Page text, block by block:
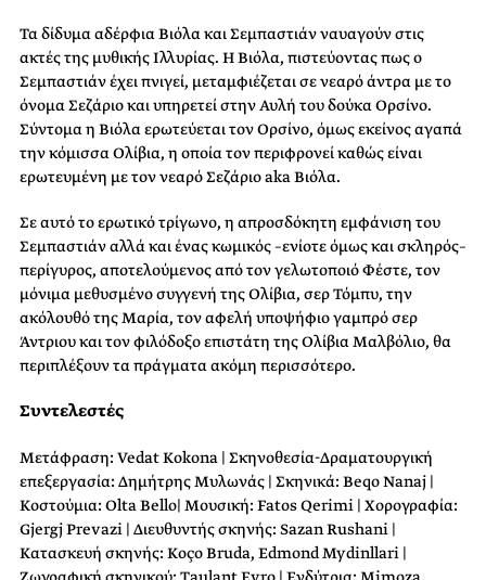
Τα δίδυμα αδέρφια Βιόλα και Σεμπαστιάν ναυαγούν στις
ακτές της μυθικής Ιλλυρίας. Η Βιόλα, πιστεύοντας πως ο
Σεμπαστιάν έχει πνιγεί, μεταμφιέζεται σε νεαρό άντρα με το
όνομα Σεζάριο και υπηρετεί στην Αυλή του δούκα Ορσίνο.
Σύντομα η Βιόλα ερωτεύεται τον Ορσίνο, όμως εκείνος αγαπά
την κόμισσα Ολίβια, η οποία τον περιφρονεί καθώς είναι
ερωτευμένη με τον νεαρό Σεζάριο aka Βιόλα.
Σε αυτό το ερωτικό τρίγωνο, η απροσδόκητη εμφάνιση του
Σεμπαστιάν αλλά και ένας κωμικός –ενίοτε όμως και σκληρός–
περίγυρος, αποτελούμενος από τον γελωτοποιό Φέστε, τον
μόνιμα μεθυσμένο συγγενή της Ολίβια, σερ Τόμπυ, την
ακόλουθό της Μαρία, τον αφελή υποψήφιο γαμπρό σερ
Άντριου και τον φιλόδοξο επιστάτη της Ολίβια Μαλβόλιο, θα
περιπλέξουν τα πράγματα ακόμη περισσότερο.
Συντελεστές
Μετάφραση: Vedat Kokona | Σκηνοθεσία-Δραματουργική
επεξεργασία: Δημήτρης Μυλωνάς | Σκηνικά: Beqo Nanaj |
Κοστούμια: Olta Bello| Μουσική: Fatos Qerimi | Χορογραφία:
Gjergj Prevazi | Διευθυντής σκηνής: Sazan Rushani |
Κατασκευή σκηνής: Koço Bruda, Edmond Mydinllari |